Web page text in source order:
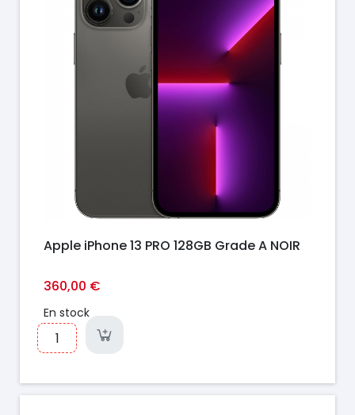
Apple iPhone 13 PRO 128GB Grade A NOIR
360,00 €
En stock